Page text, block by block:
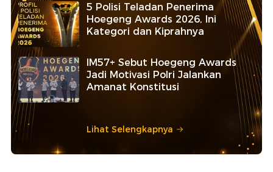
5 Polisi Teladan Penerima
Hoegeng Awards 2026, Ini
Kategori dan Kiprahnya
IM57+ Sebut Hoegeng Awards
Jadi Motivasi Polri Jalankan
Amanat Konstitusi
Lihat Selengkapnya